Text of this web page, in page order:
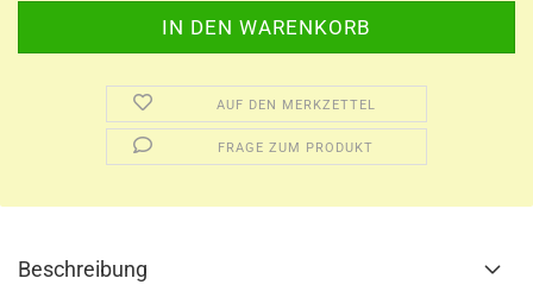
AUF DEN MERKZETTEL
FRAGE ZUM PRODUKT
Beschreibung